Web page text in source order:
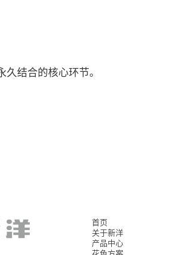
久结合的核心环节。
首页
关于新洋
产品中心